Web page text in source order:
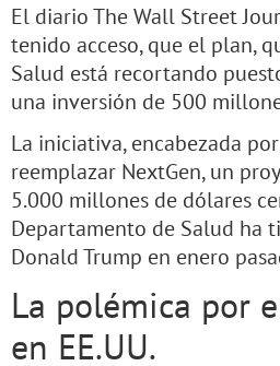
El diario The Wall Street
tenido acceso, que el plan,
Salud está recortando
una inversión de 500
La iniciativa, encabezada
reemplazar NextGen, un
5.000 millones de dólares
Departamento de Salud ha
Donald Trump en enero
La polémica por
en EE.UU.